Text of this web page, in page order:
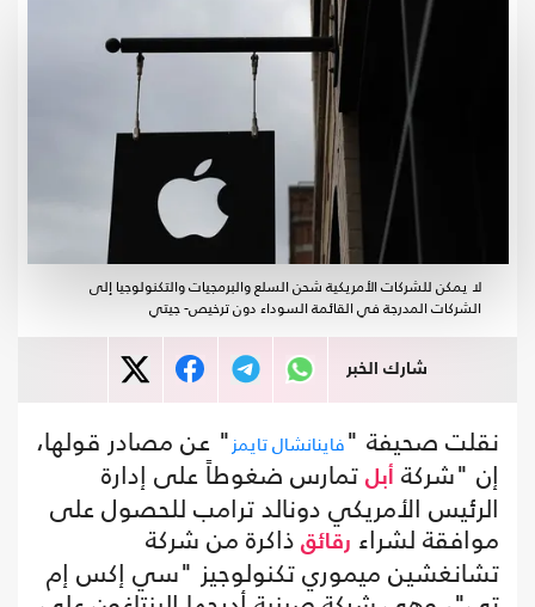
لا يمكن للشركات الأمريكية شحن السلع والبرمجيات والتكنولوجيا إلى
الشركات المدرجة في القائمة السوداء دون ترخيص- جيتي
شارك الخبر
نقلت صحيفة "فاينانشال تايمز " عن مصادر قولها،
إن "شركة
أبل تمارس ضغوطاً على إدارة
الرئيس الأمريكي دونالد ترامب للحصول على
موافقة لشراء رقائق ذاكرة من شركة
تشانغشين ميموري تكنولوجيز "سي إكس إم